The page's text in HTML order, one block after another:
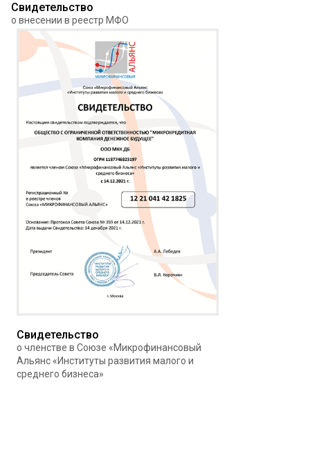
Свидетельство
о внесении в реестр МФО
Свидетельство
о членстве в Союзе «Микрофинансовый
Альянс «Институты развития малого и
среднего бизнеса»